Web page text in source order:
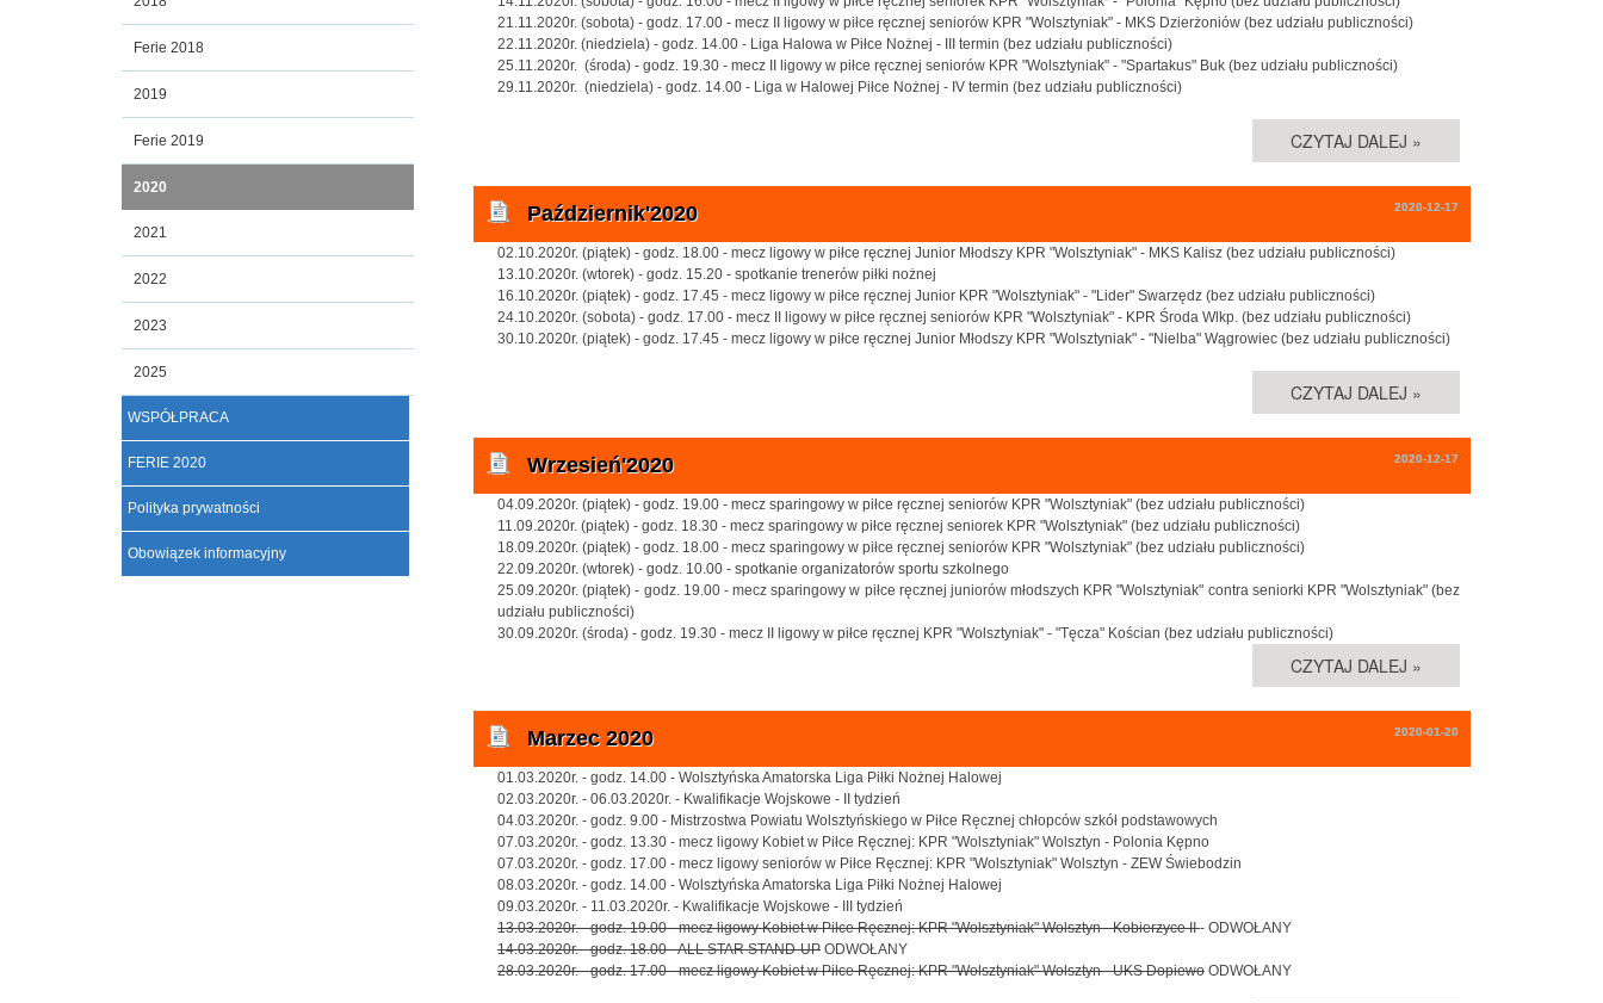
Ferie 2018
2019
Ferie 2019
2020
2021
2022
2023
2025
WSPÓŁPRACA
FERIE 2020
Polityka prywatności
Obowiązek informacyjny
21.11.2020r. (sobota) - godz. 17.00 - mecz II ligowy w piłce ręcznej seniorów KPR "Wolsztyniak" - MKS Dzierżoniów (bez udziału publiczności)
22.11.2020r. (niedziela) - godz. 14.00 - Liga Halowa w Piłce Nożnej - III termin (bez udziału publiczności)
25.11.2020r. (środa) - godz. 19.30 - mecz II ligowy w piłce ręcznej seniorów KPR "Wolsztyniak" - "Spartakus" Buk (bez udziału publiczności)
29.11.2020r. (niedziela) - godz. 14.00 - Liga w Halowej Piłce Nożnej - IV termin (bez udziału publiczności)
CZYTAJ DALEJ »
Październik'2020 2020-12-17
02.10.2020r. (piątek) - godz. 18.00 - mecz ligowy w piłce ręcznej Junior Młodszy KPR "Wolsztyniak" - MKS Kalisz (bez udziału publiczności)
13.10.2020r. (wtorek) - godz. 15.20 - spotkanie trenerów piłki nożnej
16.10.2020r. (piątek) - godz. 17.45 - mecz ligowy w piłce ręcznej Junior KPR "Wolsztyniak" - "Lider" Swarzędz (bez udziału publiczności)
24.10.2020r. (sobota) - godz. 17.00 - mecz II ligowy w piłce ręcznej seniorów KPR "Wolsztyniak" - KPR Środa Wlkp. (bez udziału publiczności)
30.10.2020r. (piątek) - godz. 17.45 - mecz ligowy w piłce ręcznej Junior Młodszy KPR "Wolsztyniak" - "Nielba" Wągrowiec (bez udziału publiczności)
CZYTAJ DALEJ »
Wrzesień'2020 2020-12-17
04.09.2020r. (piątek) - godz. 19.00 - mecz sparingowy w piłce ręcznej seniorów KPR "Wolsztyniak" (bez udziału publiczności)
11.09.2020r. (piątek) - godz. 18.30 - mecz sparingowy w piłce ręcznej seniorek KPR "Wolsztyniak" (bez udziału publiczności)
18.09.2020r. (piątek) - godz. 18.00 - mecz sparingowy w piłce ręcznej seniorów KPR "Wolsztyniak" (bez udziału publiczności)
22.09.2020r. (wtorek) - godz. 10.00 - spotkanie organizatorów sportu szkolnego
25.09.2020r. (piątek) - godz. 19.00 - mecz sparingowy w piłce ręcznej juniorów młodszych KPR "Wolsztyniak" contra seniorki KPR "Wolsztyniak" (bez
udziału publiczności)
30.09.2020r. (środa) - godz. 19.30 - mecz II ligowy w piłce ręcznej KPR "Wolsztyniak" - "Tęcza" Kościan (bez udziału publiczności)
CZYTAJ DALEJ »
Marzec 2020 2020-01-20
01.03.2020r. - godz. 14.00 - Wolsztyńska Amatorska Liga Piłki Nożnej Halowej
02.03.2020r. - 06.03.2020r. - Kwalifikacje Wojskowe - II tydzień
04.03.2020r. - godz. 9.00 - Mistrzostwa Powiatu Wolsztyńskiego w Piłce Ręcznej chłopców szkół podstawowych
07.03.2020r. - godz. 13.30 - mecz ligowy Kobiet w Piłce Ręcznej: KPR "Wolsztyniak" Wolsztyn - Polonia Kępno
07.03.2020r. - godz. 17.00 - mecz ligowy seniorów w Piłce Ręcznej: KPR "Wolsztyniak" Wolsztyn - ZEW Świebodzin
08.03.2020r. - godz. 14.00 - Wolsztyńska Amatorska Liga Piłki Nożnej Halowej
09.03.2020r. - 11.03.2020r. - Kwalifikacje Wojskowe - III tydzień
13.03.2020r. - godz. 19.00 - mecz ligowy Kobiet w Piłce Ręcznej: KPR "Wolsztyniak" Wolsztyn - Kobierzyce II- ODWOŁANY
14.03.2020r. - godz. 18.00 - ALL STAR STAND-UP ODWOŁANY
28.03.2020r. - godz. 17.00 - mecz ligowy Kobiet w Piłce Ręcznej: KPR "Wolsztyniak" Wolsztyn - UKS Dopiewo ODWOŁANY